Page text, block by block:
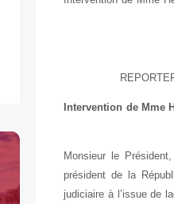
Intervention de Mme
Monsieur le
président de la
judiciaire à l’issue de